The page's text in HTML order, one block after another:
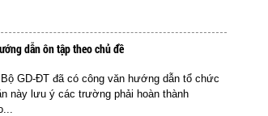
dẫn ôn tập theo chủ đề
GD-ĐT đã có công văn hướng dẫn tổ chức
này lưu ý các trường phải hoàn thành